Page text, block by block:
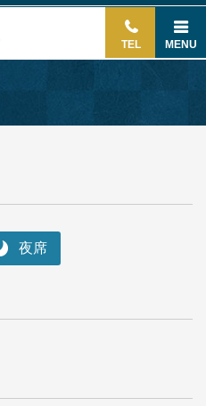
TEL MENU
夜席